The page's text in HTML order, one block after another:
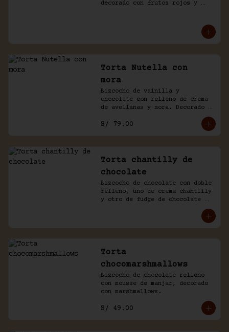
decorado con frutos rojos y
Torta Nutella con
mora
Bizcocho de vainilla y
chocolate con relleno de crema
de avellanas y mora. Decorado
S/ 79.00
Torta chantilly de
chocolate
Bizcocho de chocolate con doble
relleno, uno de crema chantilly
y otro de fudge de chocolate
Torta
chocomarshmallows
Bizcocho de chocolate relleno
con mousse de manjar, decorado
con marshmallows.
S/ 49.00